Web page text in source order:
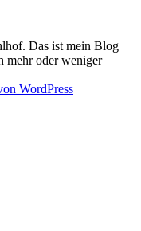
Das ist mein Blog
mehr oder weniger
WordPress